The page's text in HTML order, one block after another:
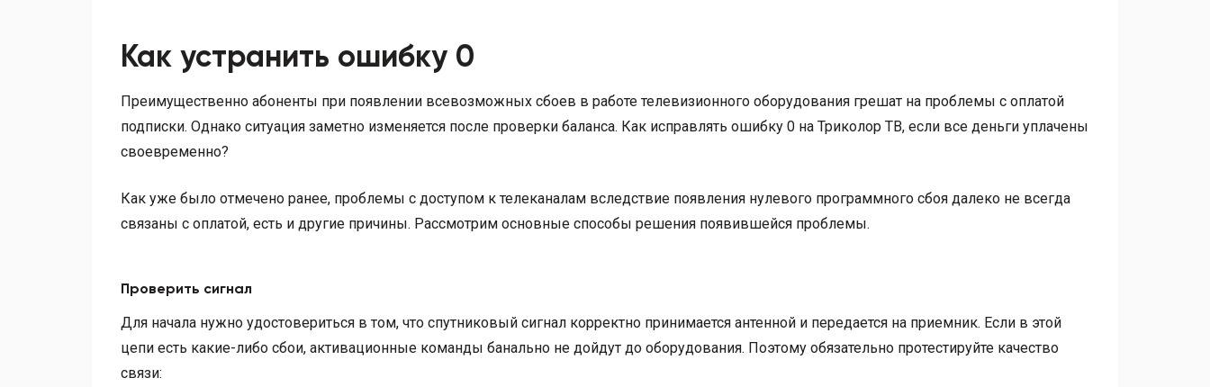
Как устранить ошибку 0
Преимущественно абоненты при появлении всевозможных сбоев в работе телевизионного оборудования грешат на проблемы с оплатой
подписки. Однако ситуация заметно изменяется после проверки баланса. Как исправлять ошибку 0 на Триколор ТВ, если все деньги уплачены
своевременно?
Как уже было отмечено ранее, проблемы с доступом к телеканалам вследствие появления нулевого программного сбоя далеко не всегда
связаны с оплатой, есть и другие причины. Рассмотрим основные способы решения появившейся проблемы.
Проверить сигнал
Для начала нужно удостовериться в том, что спутниковый сигнал корректно принимается антенной и передается на приемник. Если в этой
цепи есть какие-либо сбои, активационные команды банально не дойдут до оборудования. Поэтому обязательно протестируйте качество
связи: